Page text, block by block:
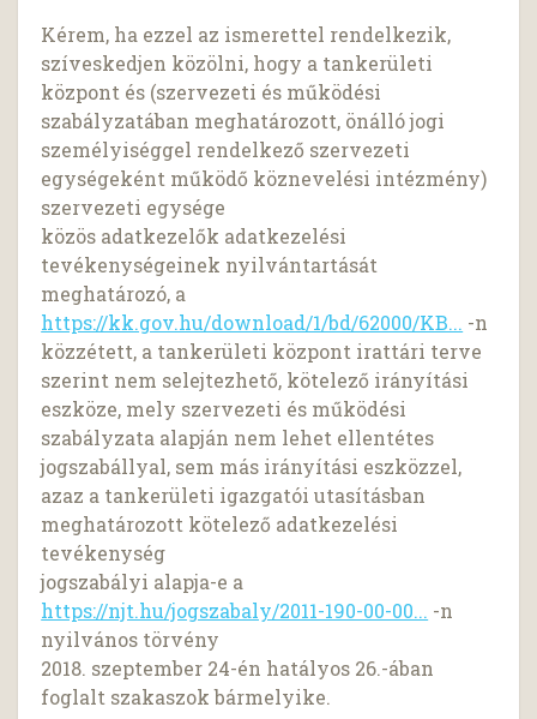
Kérem, ha ezzel az ismerettel rendelkezik,
szíveskedjen közölni, hogy a tankerületi
központ és (szervezeti és működési
szabályzatában meghatározott, önálló jogi
személyiséggel rendelkező szervezeti
egységeként működő köznevelési intézmény)
szervezeti egysége
közös adatkezelők adatkezelési
tevékenységeinek nyilvántartását
meghatározó, a
https://kk.gov.hu/download/1/bd/62000/KB... -n
közzétett, a tankerületi központ irattári terve
szerint nem selejtezhető, kötelező irányítási
eszköze, mely szervezeti és működési
szabályzata alapján nem lehet ellentétes
jogszabállyal, sem más irányítási eszközzel,
azaz a tankerületi igazgatói utasításban
meghatározott kötelező adatkezelési
tevékenység
jogszabályi alapja-e a
https://njt.hu/jogszabaly/2011-190-00-00... -n
nyilvános törvény
2018. szeptember 24-én hatályos 26.-ában
foglalt szakaszok bármelyike.